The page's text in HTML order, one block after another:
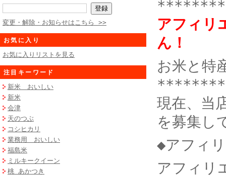
変更・解除・お知らせはこちら >>
お気に入り
お気に入りリストを見る
注目キーワード
新米 おいしい
新米
会津
天のつぶ
コシヒカリ
業務用 おいしい
福島米
ミルキークイーン
桃 あかつき
アフィリ
ん！
お米と特
現在、当
を募集し
◆アフィ
アフィリ